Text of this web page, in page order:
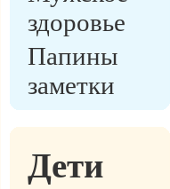
здоровье
Папины
заметки
Дети